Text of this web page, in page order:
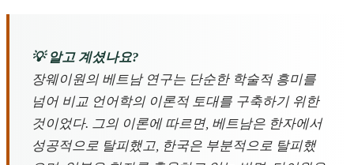
💡 알고 계셨나요?
장웨이원의 베트남 연구는 단순한 학술적 흥미를
넘어 비교 언어학의 이론적 토대를 구축하기 위한
것이었다. 그의 이론에 따르면, 베트남은 한자에서
성공적으로 탈피했고, 한국은 부분적으로 탈피했